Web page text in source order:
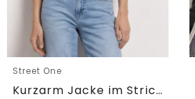
Street One
Kurzarm Jacke im Strick-Look